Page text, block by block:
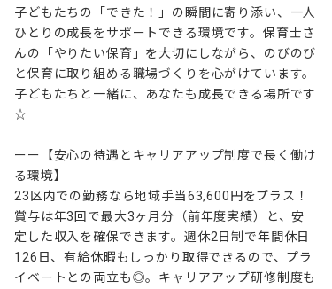
子どもたちの「できた！」の瞬間に寄り添い、一人
ひとりの成長をサポートできる環境です。保育士さ
んの「やりたい保育」を大切にしながら、のびのび
と保育に取り組める職場づくりを心がけています。
子どもたちと一緒に、あなたも成長できる場所です
☆
ーー【安心の待遇とキャリアアップ制度で長く働け
る環境】
23区内での勤務なら地域手当63,600円をプラス！
賞与は年3回で最大3ヶ月分（前年度実績）と、安
定した収入を確保できます。週休2日制で年間休日
126日、有給休暇もしっかり取得できるので、プラ
イベートとの両立も◎。キャリアアップ研修制度も